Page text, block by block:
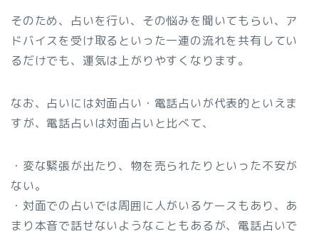
そのため、占いを行い、その悩みを聞いてもらい、ア
ドバイスを受け取るといった一連の流れを共有してい
るだけでも、運気は上がりやすくなります。
なお、占いには対面占い・電話占いが代表的といえま
すが、電話占いは対面占いと比べて、
・変な緊張が出たり、物を売られたりといった不安が
ない。
・対面での占いでは周囲に人がいるケースもあり、あ
まり本音で話せないようなこともあるが、電話占いで